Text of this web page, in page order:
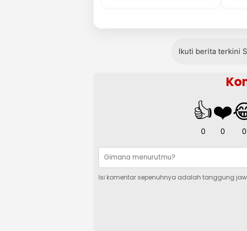
Ikuti berita terkini
👍
0
❤️
0 0
Isi komentar sepenuhnya adalah tanggung